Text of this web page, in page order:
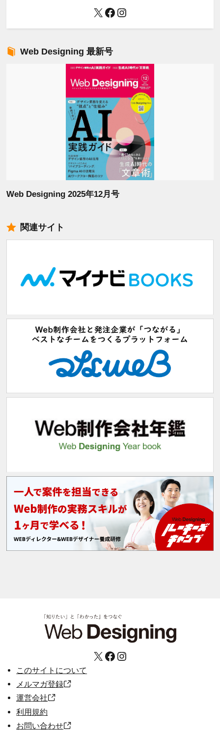
X Facebook
Instagram
Web Designing 最新号
Web Designing 2025年12月号
関連サイト
X Facebook Instagram
このサイトについて
メルマガ登録
運営会社
利用規約
お問い合わせ